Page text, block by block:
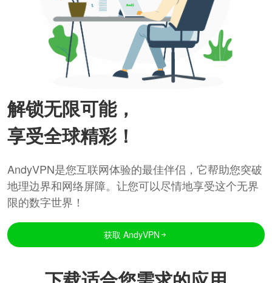
解锁无限可能，
享受全球精彩！
AndyVPN是您互联网体验的最佳伴侣，它帮助您突破
地理边界和网络屏障。让您可以尽情地享受这个无界
限的数字世界！
获取 AndyVPN